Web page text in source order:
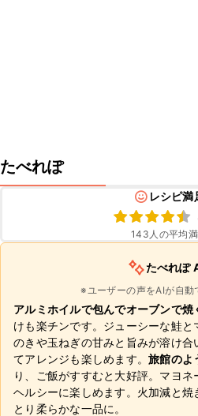
たべれぽ
レシピ満
143 人の平均
たべれぽ
※ユーザーの声をAIが自動
アルミホイルで包んでオーブンで焼
けも楽チンです。ジューシーな鮭と
のきや玉ねぎの甘みと旨みが溶け合
てアレンジも楽しめます。 旅館のよ
り、ご飯がすすむと大好評。マヨ
ヘルシーに楽しめます。火加減と焼
とり柔らかな一品に。